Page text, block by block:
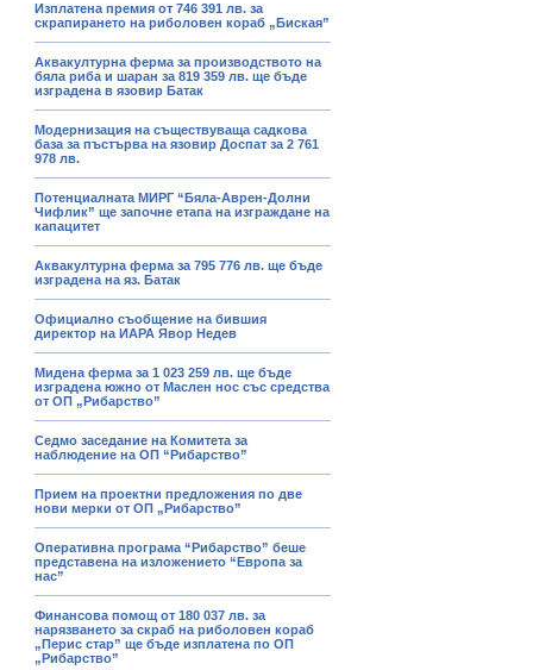
Изплатена премия от 746 391 лв. за
скрапирането на риболовен кораб „Биская”
Аквакултурна ферма за производството на
бяла риба и шаран за 819 359 лв. ще бъде
изградена в язовир Батак
Модернизация на съществуваща садкова
база за пъстърва на язовир Доспат за 2 761
978 лв.
Потенциалната МИРГ “Бяла-Аврен-Долни
Чифлик” ще започне етапа на изграждане на
капацитет
Аквакултурна ферма за 795 776 лв. ще бъде
изградена на яз. Батак
Официално съобщение на бившия
директор на ИАРА Явор Недев
Мидена ферма за 1 023 259 лв. ще бъде
изградена южно от Маслен нос със средства
от ОП „Рибарство”
Седмо заседание на Комитета за
наблюдение на ОП “Рибарство”
Прием на проектни предложения по две
нови мерки от ОП „Рибарство”
Оперативна програма “Рибарство” беше
представена на изложението “Европа за
нас”
Финансова помощ от 180 037 лв. за
нарязването за скраб на риболовен кораб
„Перис стар” ще бъде изплатена по ОП
„Рибарство”